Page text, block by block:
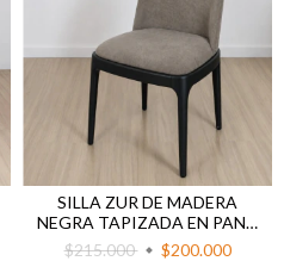
SILLA ZUR DE MADERA
NEGRA TAPIZADA EN PANA
MARRON
$215.000 $200.000